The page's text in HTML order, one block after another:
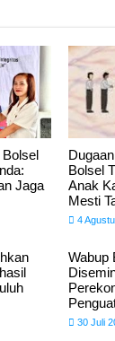
Jaga
Bolsel
Anak
Mesti
4
Wabup
30 Juli